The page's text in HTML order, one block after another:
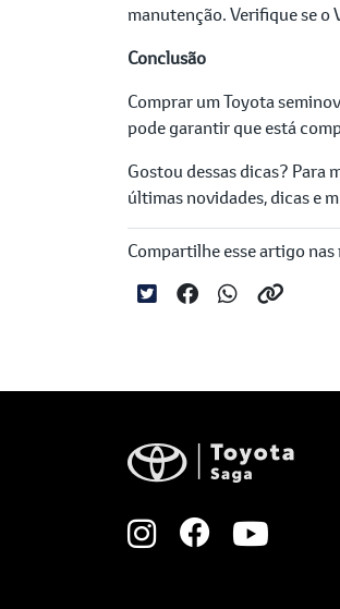
manutenção. Verifique se
Conclusão
Comprar um Toyota
pode garantir que está
Gostou dessas dicas? Para
últimas novidades, dicas e
Compartilhe esse artigo nas